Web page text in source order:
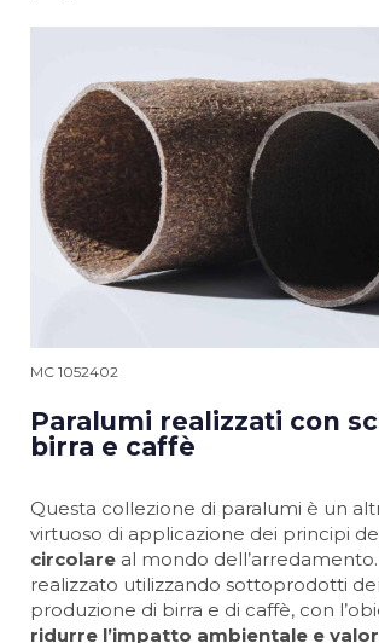
MC 1052402
Paralumi realizzati con
birra e caffè
Questa collezione di paralumi è un
virtuoso di applicazione dei principi
circolare al mondo
realizzato utilizzando sottoprodotti
produzione di birra e di caffè, con
ridurre l’impatto ambientale e